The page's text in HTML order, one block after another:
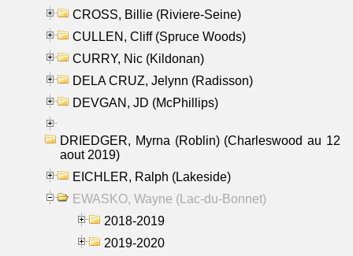
CROSS, Billie (Riviere-Seine)
CULLEN, Cliff (Spruce Woods)
CURRY, Nic (Kildonan)
DELA CRUZ, Jelynn (Radisson)
DEVGAN, JD (McPhillips)
DRIEDGER, Myrna (Roblin) (Charleswood au 12
aout 2019)
EICHLER, Ralph (Lakeside)
EWASKO, Wayne (Lac-du-Bonnet)
2018-2019
2019-2020